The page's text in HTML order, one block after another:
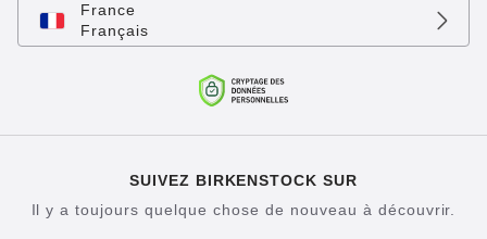
France
Français
SUIVEZ BIRKENSTOCK SUR
Il y a toujours quelque chose de nouveau à découvrir.